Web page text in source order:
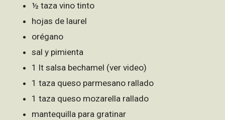
½ taza vino tinto
hojas de laurel
orégano
sal y pimienta
1 lt salsa bechamel (ver video)
1 taza queso parmesano rallado
1 taza queso mozarella rallado
mantequilla para gratinar